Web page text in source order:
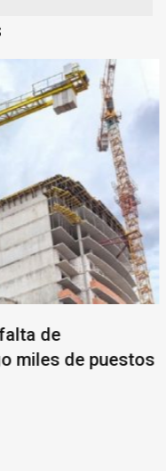
de
miles de puestos